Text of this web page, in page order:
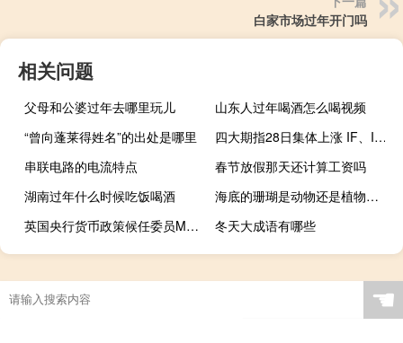
白家市场过年开门吗
相关问题
父母和公婆过年去哪里玩儿
山东人过年喝酒怎么喝视频
“曾向蓬莱得姓名”的出处是哪里
四大期指28日集体上涨 IF、IH、IC涨超1%
串联电路的电流特点
春节放假那天还计算工资吗
湖南过年什么时候吃饭喝酒
海底的珊瑚是动物还是植物（珊瑚是动物还是植物）
英国央行货币政策候任委员Megan Greene：英国劳动力市场数据积极
冬天大成语有哪些
☚